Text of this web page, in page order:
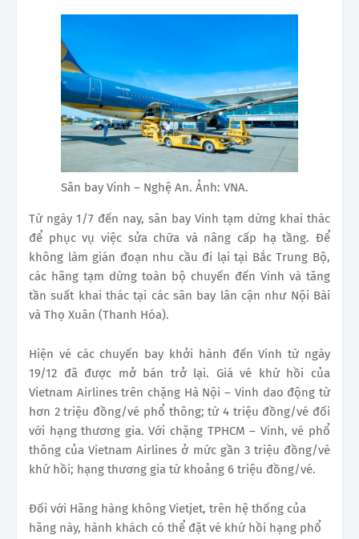
Sân bay Vinh – Nghệ An. Ảnh: VNA.
Từ ngày 1/7 đến nay, sân bay Vinh tạm dừng khai thác
để phục vụ việc sửa chữa và nâng cấp hạ tầng. Để
không làm gián đoạn nhu cầu đi lại tại Bắc Trung Bộ,
các hãng tạm dừng toàn bộ chuyến đến Vinh và tăng
tần suất khai thác tại các sân bay lân cận như Nội Bài
và Thọ Xuân (Thanh Hóa).
Hiện vé các chuyến bay khởi hành đến Vinh từ ngày
19/12 đã được mở bán trở lại. Giá vé khứ hồi của
Vietnam Airlines trên chặng Hà Nội – Vinh dao động từ
hơn 2 triệu đồng/vé phổ thông; từ 4 triệu đồng/vé đối
với hạng thương gia. Với chặng TPHCM – Vinh, vé phổ
thông của Vietnam Airlines ở mức gần 3 triệu đồng/vé
khứ hồi; hạng thương gia từ khoảng 6 triệu đồng/vé.
Đối với Hãng hàng không Vietjet, trên hệ thống của
hãng này, hành khách có thể đặt vé khứ hồi hạng phổ